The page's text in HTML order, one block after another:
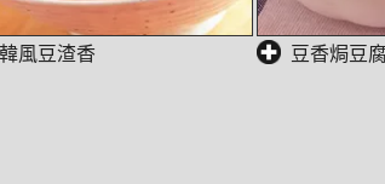
韓風豆渣香 豆香焗豆